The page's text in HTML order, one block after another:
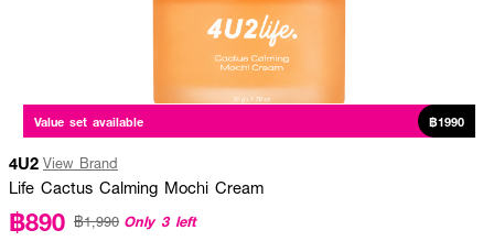
Value set available ฿1990
4U2 View Brand
Life Cactus Calming Mochi Cream
฿890 ฿1,990 Only 3 left